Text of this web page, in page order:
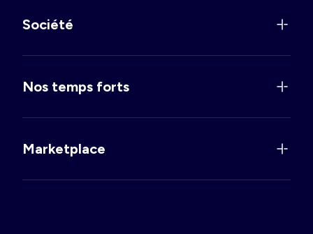
Société
Nos temps forts
Marketplace